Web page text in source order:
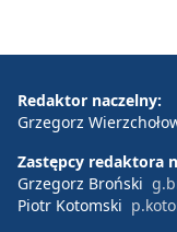
Redaktor naczelny:
Grzegorz
Zastępcy redaktora
Grzegorz Broński
Piotr Kotomski